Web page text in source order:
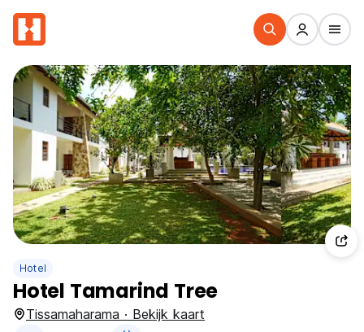
Hotel
Hotel Tamarind Tree
Tissamaharama · Bekijk kaart